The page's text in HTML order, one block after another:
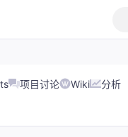
项目讨论 Wiki 分析